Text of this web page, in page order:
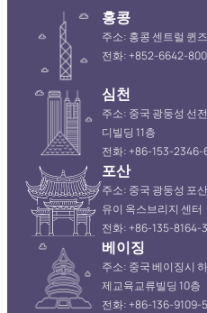
홍콩
주소: 홍콩 센트럴 퀸
전화: +852-6642-
심천
주소: 중국 광둥성 선
디빌딩 11층
전화: +86-153-2346-
포산
주소: 중국 광둥성 포
유이 옥스브리지 센터
전화: +86-135-8164-
베이징
주소: 중국 베이징시
제교육교류빌딩 10층
전화: +86-136-9109-